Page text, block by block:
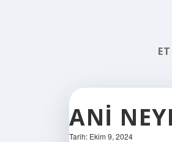
ANI
Tarih: Ekim 9, 2024